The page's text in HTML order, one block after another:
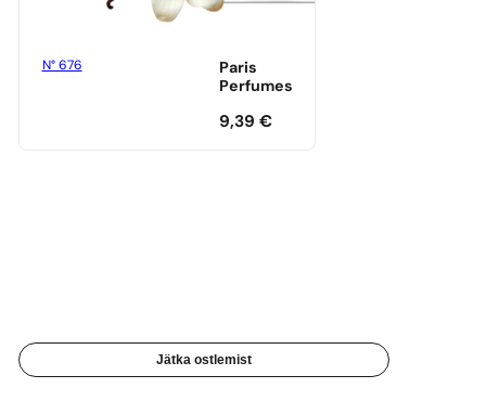
N° 676
Paris
Perfumes
9,39 €
Jätka ostlemist